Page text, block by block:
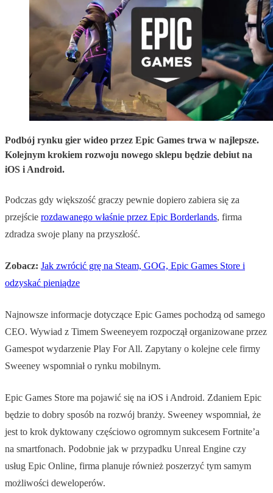
Podbój rynku gier wideo przez Epic Games trwa w najlepsze.
Kolejnym krokiem rozwoju nowego sklepu będzie debiut na
iOS i Android.
Podczas gdy większość graczy pewnie dopiero zabiera się za
przejście rozdawanego właśnie przez Epic Borderlands, firma
zdradza swoje plany na przyszłość.
Zobacz: Jak zwrócić grę na Steam, GOG, Epic Games Store i
odzyskać pieniądze
Najnowsze informacje dotyczące Epic Games pochodzą od samego
CEO. Wywiad z Timem Sweeneyem rozpoczął organizowane przez
Gamespot wydarzenie Play For All. Zapytany o kolejne cele firmy
Sweeney wspomniał o rynku mobilnym.
Epic Games Store ma pojawić się na iOS i Android. Zdaniem Epic
będzie to dobry sposób na rozwój branży. Sweeney wspomniał, że
jest to krok dyktowany częściowo ogromnym sukcesem Fortnite’a
na smartfonach. Podobnie jak w przypadku Unreal Engine czy
usług Epic Online, firma planuje również poszerzyć tym samym
możliwości deweloperów.